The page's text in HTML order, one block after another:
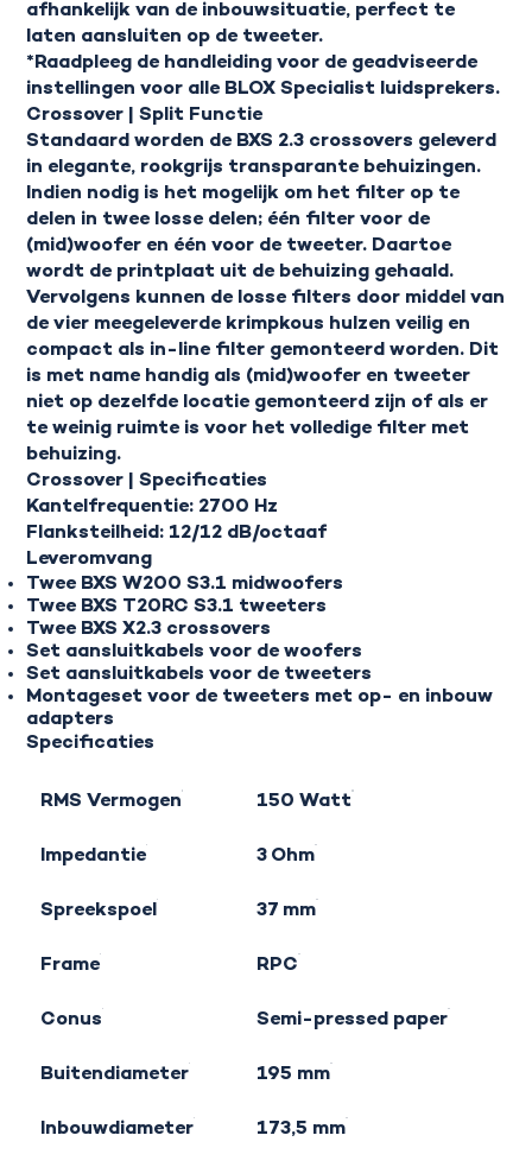
afhankelijk van de inbouwsituatie, perfect te
laten aansluiten op de tweeter.
*Raadpleeg de handleiding voor de geadviseerde
instellingen voor alle BLOX Specialist luidsprekers.
Crossover | Split Functie
Standaard worden de BXS 2.3 crossovers geleverd
in elegante, rookgrijs transparante behuizingen.
Indien nodig is het mogelijk om het filter op te
delen in twee losse delen; één filter voor de
(mid)woofer en één voor de tweeter. Daartoe
wordt de printplaat uit de behuizing gehaald.
Vervolgens kunnen de losse filters door middel van
de vier meegeleverde krimpkous hulzen veilig en
compact als in-line filter gemonteerd worden. Dit
is met name handig als (mid)woofer en tweeter
niet op dezelfde locatie gemonteerd zijn of als er
te weinig ruimte is voor het volledige filter met
behuizing.
Crossover | Specificaties
Kantelfrequentie: 2700 Hz
Flanksteilheid: 12/12 dB/octaaf
Leveromvang
Twee BXS W200 S3.1 midwoofers
Twee BXS T20RC S3.1 tweeters
Twee BXS X2.3 crossovers
Set aansluitkabels voor de woofers
Set aansluitkabels voor de tweeters
Montageset voor de tweeters met op- en inbouw
adapters
Specificaties
RMS Vermogen 150 Watt
Impedantie 3 Ohm
Spreekspoel 37 mm
Frame RPC
Conus Semi-pressed paper
Buitendiameter 195 mm
Inbouwdiameter 173,5 mm